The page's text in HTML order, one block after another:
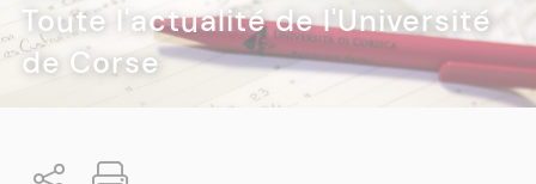
Toute l'actualité de l'Université
de Corse